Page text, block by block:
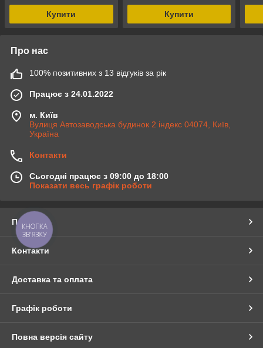
Купити Купити
Про нас
100% позитивних з 13 відгуків за рік
Працює з 24.01.2022
м. Київ
Вулиця Автозаводська будинок 2 індекс 04074, Київ,
Україна
Контакти
Сьогодні працює з 09:00 до 18:00
Показати весь графік роботи
Про нас
Контакти
Доставка та оплата
Графік роботи
Повна версія сайту
КНОПКА
ЗВ'ЯЗКУ